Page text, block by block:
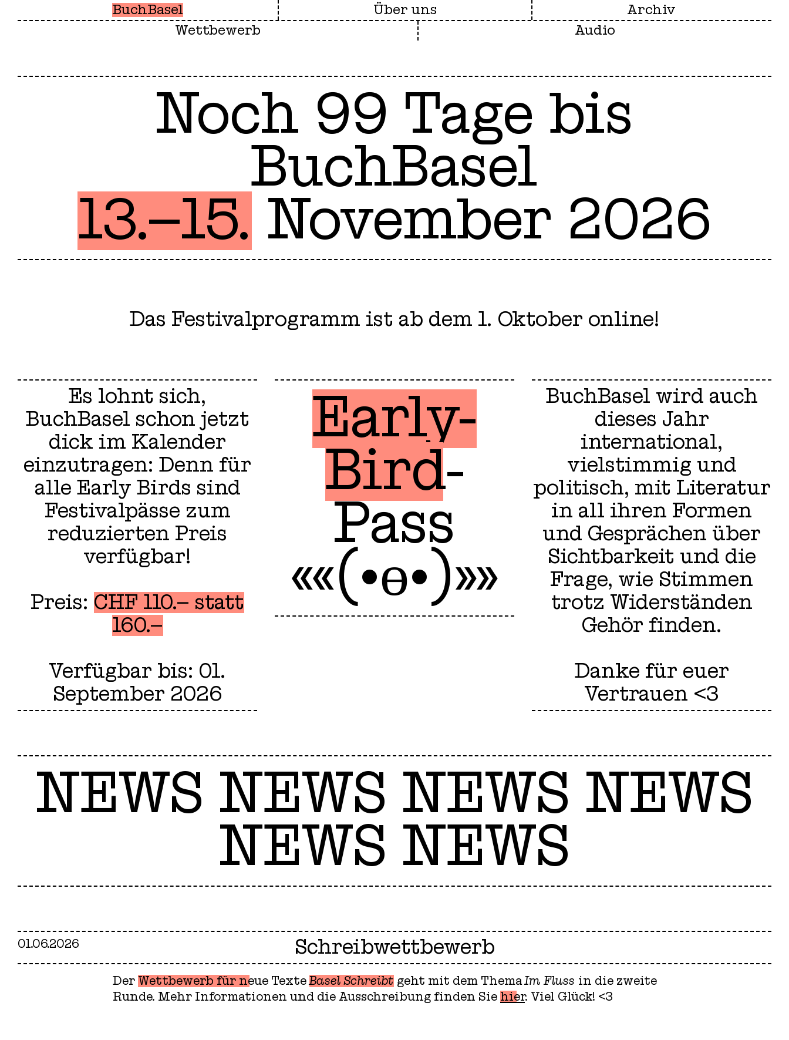
BuchBasel Über uns
Archiv
Wettbewerb
Audio
Noch 99 Tage bis
BuchBasel
13.–15. November 2026
Das Festivalprogramm ist ab dem 1. Oktober online!
Es lohnt sich,
BuchBasel schon jetzt
dick im Kalender
einzutragen: Denn für
alle Early Birds sind
Festivalpässe zum
reduzierten Preis
verfügbar!
Preis: CHF 110.– statt
160.–
Verfügbar bis: 01.
September 2026
Early-
Bird-
Pass
««(•ө•)»»
BuchBasel wird auch
dieses Jahr
international,
vielstimmig und
politisch, mit Literatur
in all ihren Formen
und Gesprächen über
Sichtbarkeit und die
Frage, wie Stimmen
trotz Widerständen
Gehör finden.
Danke für euer
Vertrauen <3
NEWS NEWS NEWS NEWS
NEWS NEWS
01.06.2026 Schreibwettbewerb
Der Wettbewerb für neue Texte Basel Schreibt geht mit dem ThemaIm Fluss in die zweite
Runde. Mehr Informationen und die Ausschreibung finden Sie hier. Viel Glück! <3